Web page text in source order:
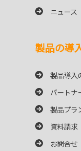
ニュース
製品の導
製品導入
パートナ
製品プラ
資料請求
お問合せ